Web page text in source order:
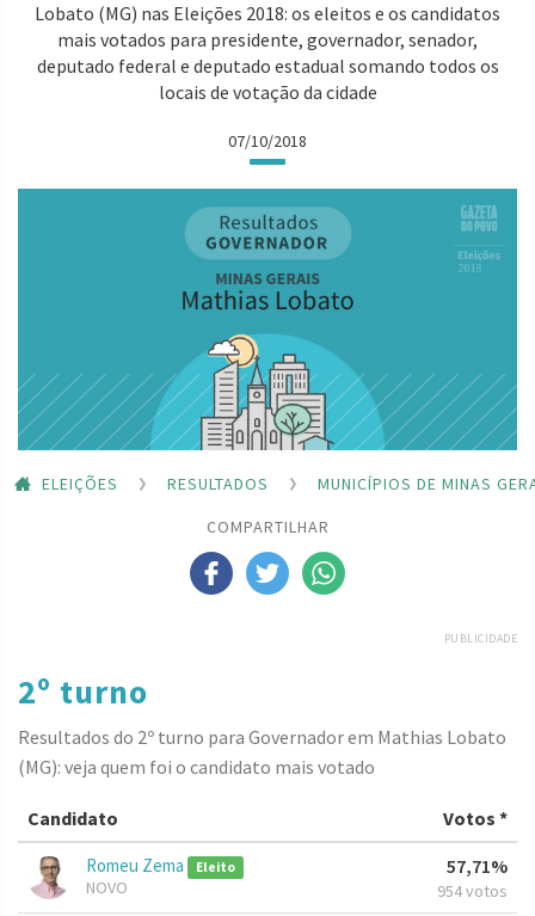
Lobato (MG) nas Eleições 2018: os eleitos e os candidatos
mais votados para presidente, governador, senador,
deputado federal e deputado estadual somando todos os
locais de votação da cidade
07/10/2018
ELEIÇÕES RESULTADOS
MUNICÍPIOS DE MINAS
COMPARTILHAR
PUBLICIDADE
2º turno
Resultados do 2º turno para Governador em Mathias Lobato
(MG): veja quem foi o candidato mais votado
Candidato Votos *
Romeu Zema Eleito
NOVO
57,71%
954 votos